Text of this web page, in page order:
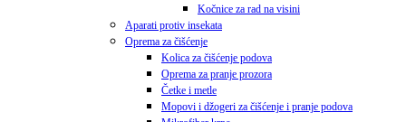
Kočnice za rad na visini
Aparati protiv insekata
Oprema za čišćenje
Kolica za čišćenje podova
Oprema za pranje prozora
Četke i metle
Mopovi i džogeri za čišćenje i pranje podova